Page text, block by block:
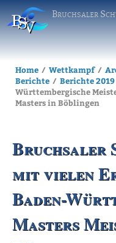
Bruchsaler
Home Wettkampf
Berichte
Berichte 2019
Württembergische
Masters in Böblingen
Bruchsaler
mit vielen
Baden-
Masters